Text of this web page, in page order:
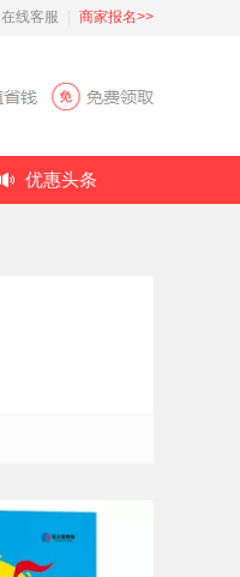
在线客服 商家报名>>
优惠头条